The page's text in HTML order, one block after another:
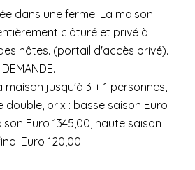
dans une ferme. La maison
clôturé et privé à
hôtes. (portail d'accès privé).
maison jusqu'à 3 + 1 personnes,
double, prix : basse saison Euro
Euro 1345,00, haute saison
Euro 120,00.